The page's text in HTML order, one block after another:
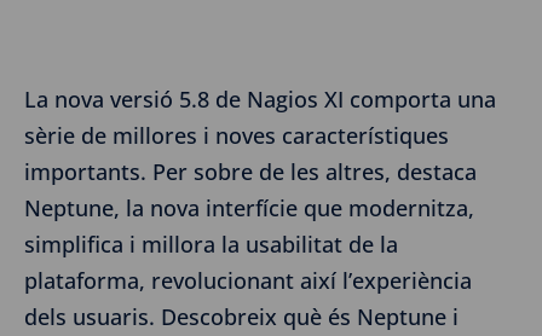
La nova versió 5.8 de Nagios XI comporta una
sèrie de millores i noves característiques
importants. Per sobre de les altres, destaca
Neptune, la nova interfície que modernitza,
simplifica i millora la usabilitat de la
plataforma, revolucionant així l’experiència
dels usuaris. Descobreix què és Neptune i